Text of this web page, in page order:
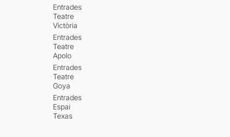
Entrades
Teatre
Victòria
Entrades
Teatre
Apolo
Entrades
Teatre
Goya
Entrades
Espai
Texas